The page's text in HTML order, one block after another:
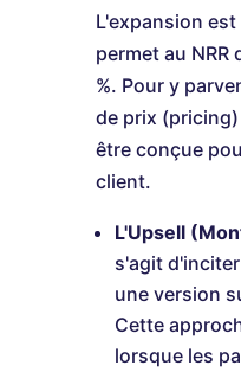
L'expansion
permet au NRR
%. Pour y
de prix
être conçue
client.
L'Upsell
s'agit
une version
Cette
lorsque les